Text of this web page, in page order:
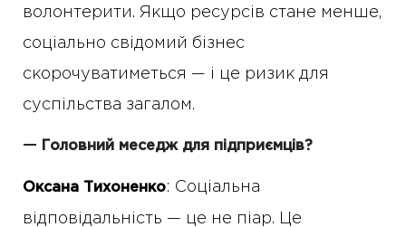
волонтерити. Якщо ресурсів стане менше,
соціально свідомий бізнес
скорочуватиметься — і це ризик для
суспільства загалом.
— Головний меседж для підприємців?
Оксана Тихоненко: Соціальна
відповідальність — це не піар. Це